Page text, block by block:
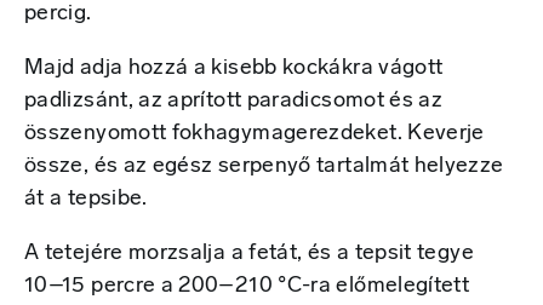
percig.
Majd adja hozzá a kisebb kockákra vágott
padlizsánt, az aprított paradicsomot és az
összenyomott fokhagymagerezdeket. Keverje
össze, és az egész serpenyő tartalmát helyezze
át a tepsibe.
A tetejére morzsalja a fetát, és a tepsit tegye
10–15 percre a 200–210 °C-ra előmelegített